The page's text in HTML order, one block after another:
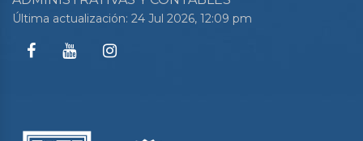
Última actualización: 24 Jul 2026, 12:09 pm